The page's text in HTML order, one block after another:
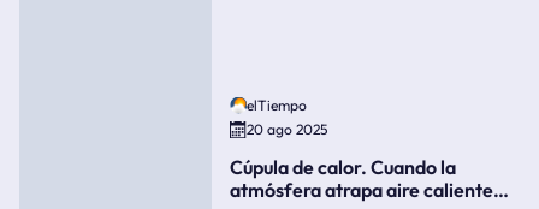
elTiempo
20 ago 2025
Cúpula de calor. Cuando la
atmósfera atrapa aire caliente